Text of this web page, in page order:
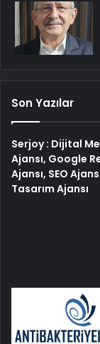
Son Yazılar
Serjoy : Dijital
Ajansı, Google
Ajansı, SEO
Tasarım Ajansı